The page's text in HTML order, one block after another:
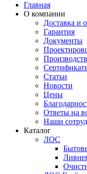
Главная
О компании
Доставка и
Гарантия
Документы
Статьи
Новости
Цены
Ответы на
Наши
Каталог
ЛОС